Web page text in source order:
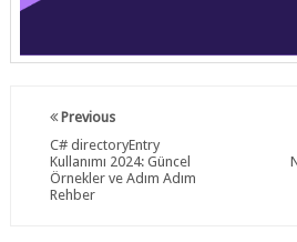
Previous
Kullanımı 2024: Güncel
Örnekler ve Adım Adım
Rehber